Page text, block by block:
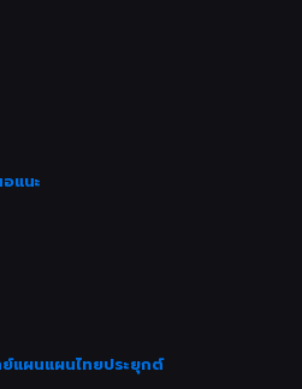
แนะ
แผนแผนไทยประยุกต์